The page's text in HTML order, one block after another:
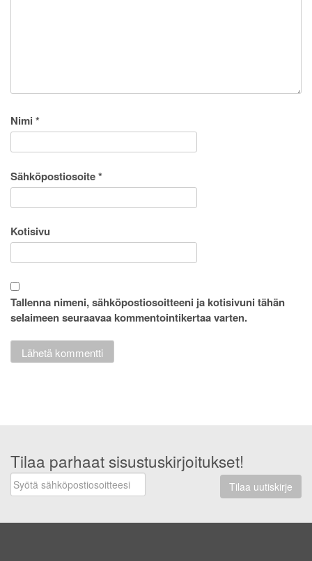
Nimi *
Sähköpostiosoite*
Kotisivu
Tallenna nimeni, sähköpostiosoitteeni ja kotisivuni tähän
selaimeen seuraavaa kommentointikertaa varten.
Tilaa parhaat sisustuskirjoitukset!
Tilaa uutiskirje